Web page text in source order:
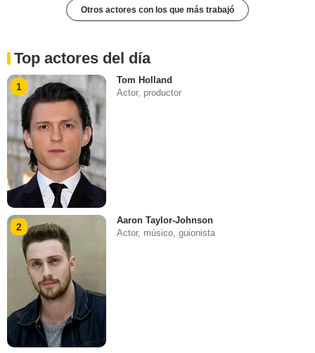
Otros actores con los que más trabajó
Top actores del día
1
Tom Holland
Actor, productor
2
Aaron Taylor-Johnson
Actor, músico, guionista